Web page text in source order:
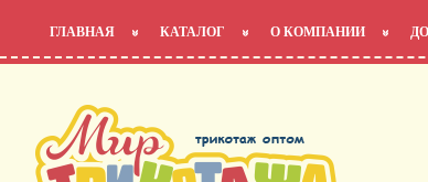
ГЛАВНАЯ КАТАЛОГ О КОМПАНИИ